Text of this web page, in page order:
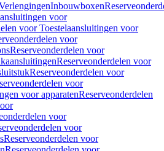
Inbouwboxen
voor
voor Toestelaansluitingen voor
voor
Reserveonderdelen voor
Reserveonderdelen voor
Reserveonderdelen voor
voor
voor apparatenReserveonderdelen
voor
voor
Reserveonderdelen voor